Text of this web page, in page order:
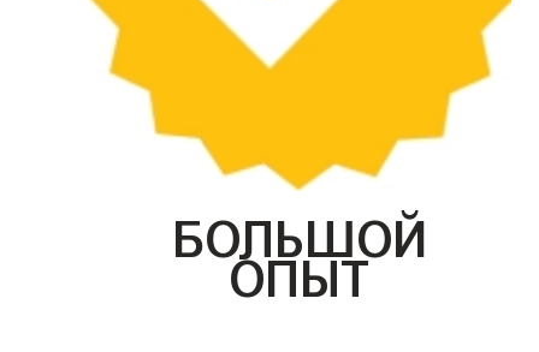
БОЛЬШОЙ
ОПЫТ